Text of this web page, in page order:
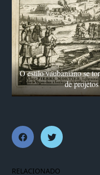
O estilo vaubaniano se
de
RELACIONADO